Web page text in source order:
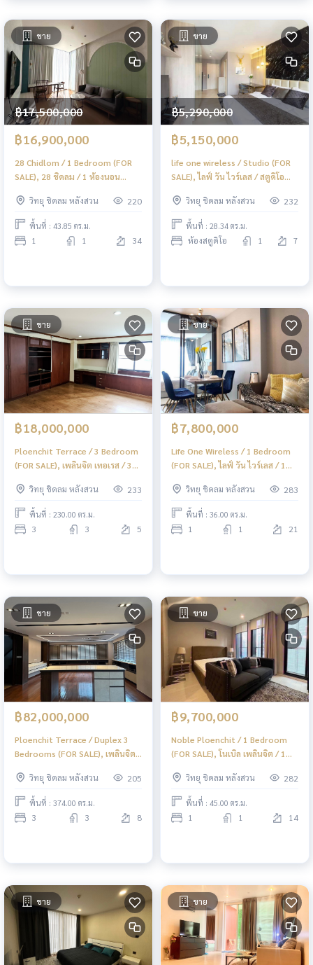
ขาย
฿17,500,000
฿16,900,000
28 Chidlom / 1 Bedroom (FOR
SALE), 28 ชิดลม / 1 ห้องนอน
วิทยุ ชิดลม หลังสวน
220
พื้นที่ : 43.85 ตร.ม.
1 1 34
ขาย
฿5,290,000
฿5,150,000
life one wireless / Studio (FOR
SALE), ไลฟ์ วัน ไวร์เลส / สตูดิโอ
วิทยุ ชิดลม หลังสวน
232
พื้นที่ : 28.34 ตร.ม.
ห้องสตูดิโอ 1 7
ขาย
฿18,000,000
Ploenchit Terrace / 3 Bedroom
(FOR SALE), เพลินจิต เทอเรส / 3
วิทยุ ชิดลม หลังสวน
233
พื้นที่ : 230.00 ตร.ม.
3 3 5
ขาย
฿7,800,000
Life One Wireless / 1 Bedroom
(FOR SALE), ไลฟ์ วัน ไวร์เลส / 1
วิทยุ ชิดลม หลังสวน
283
พื้นที่ : 36.00 ตร.ม.
1 1 21
ขาย
฿82,000,000
Ploenchit Terrace / Duplex 3
Bedrooms (FOR SALE), เพลินจิต
BJ103วิทยุ ชิดลม หลังสวน 205
พื้นที่ : 374.00 ตร.ม.
3 3 8
ขาย
฿9,700,000
Noble Ploenchit / 1 Bedroom
(FOR SALE), โนเบิล เพลินจิต / 1
วิทยุ ชิดลม หลังสวน
282
พื้นที่ : 45.00 ตร.ม.
1 1 14
ขาย ขาย